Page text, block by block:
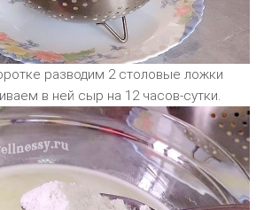
разводим 2 столовые ложки
в ней сыр на 12 часов-сутки.